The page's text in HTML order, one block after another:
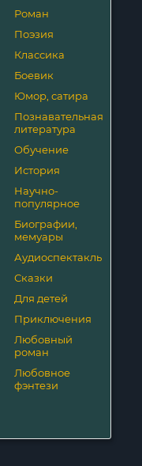
Роман
Поэзия
Классика
Боевик
Юмор, сатира
Познавательная
литература
Обучение
История
Научно-
популярное
Биографии,
мемуары
Аудиоспектакль
Сказки
Для детей
Приключения
Любовный
роман
Любовное
фэнтези